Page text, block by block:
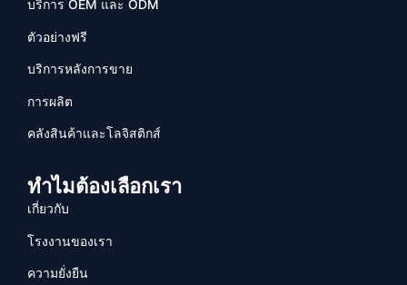
บริการ OEM และ ODM
ตัวอย่างฟรี
บริการหลังการขาย
การผลิต
คลังสินค้าและโลจิสติกส์
ทำไมต้องเลือกเรา
เกี่ยวกับ
โรงงานของเรา
ความยั่งยืน